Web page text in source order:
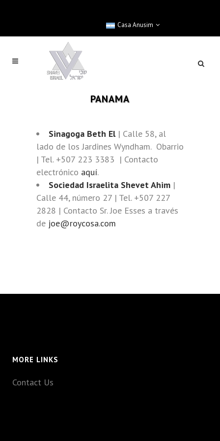
Casa Anusim
PANAMA
Sinagoga Beth El | Calle 58, al
lado de los Jardines Wyndham. Obarrio
| Tel. +507 223 3383 | Contacto
electrónico aquí.
Sociedad Israelita Shevet Ahim |
Calle 44, número 27 | Tel. +507 227
2828 | Contacto Sr. Joe Esses a través
de joe@roycosa.com
MORE LINKS
Contact Us